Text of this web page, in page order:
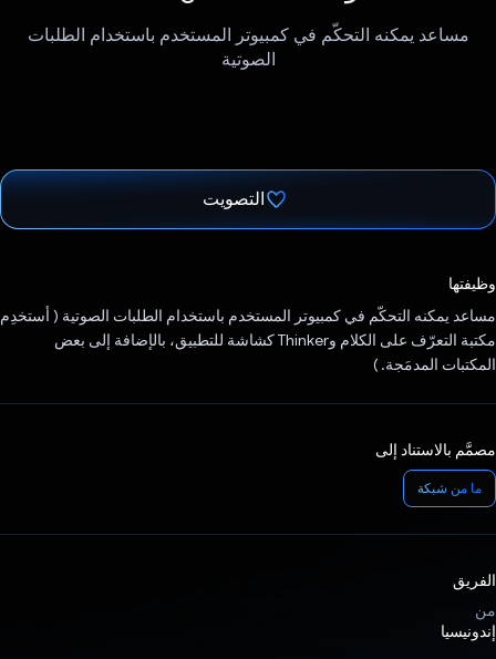
مساعد يمكنه التحكّم في كمبيوتر المستخدم باستخدام الطلبات
الصوتية
التصويت
وظيفتها
مساعد يمكنه التحكّم في كمبيوتر المستخدم باستخدام الطلبات الصوتية ( أستخدِم
مكتبة التعرّف على الكلام وThinker كشاشة للتطبيق، بالإضافة إلى بعض
المكتبات المدمَجة. )
مصمَّم بالاستناد إلى
ما من شبكة
الفريق
من
إندونيسيا